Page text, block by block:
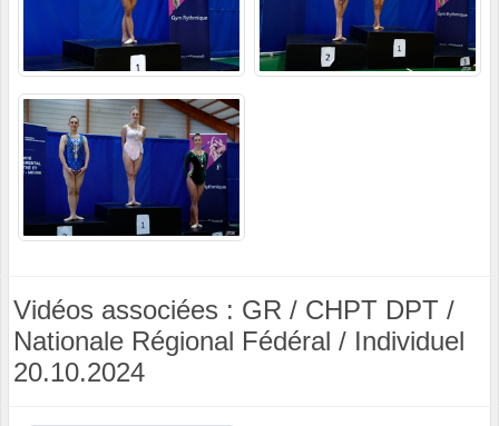
Vidéos associées : GR / CHPT DPT /
Nationale Régional Fédéral / Individuel
20.10.2024